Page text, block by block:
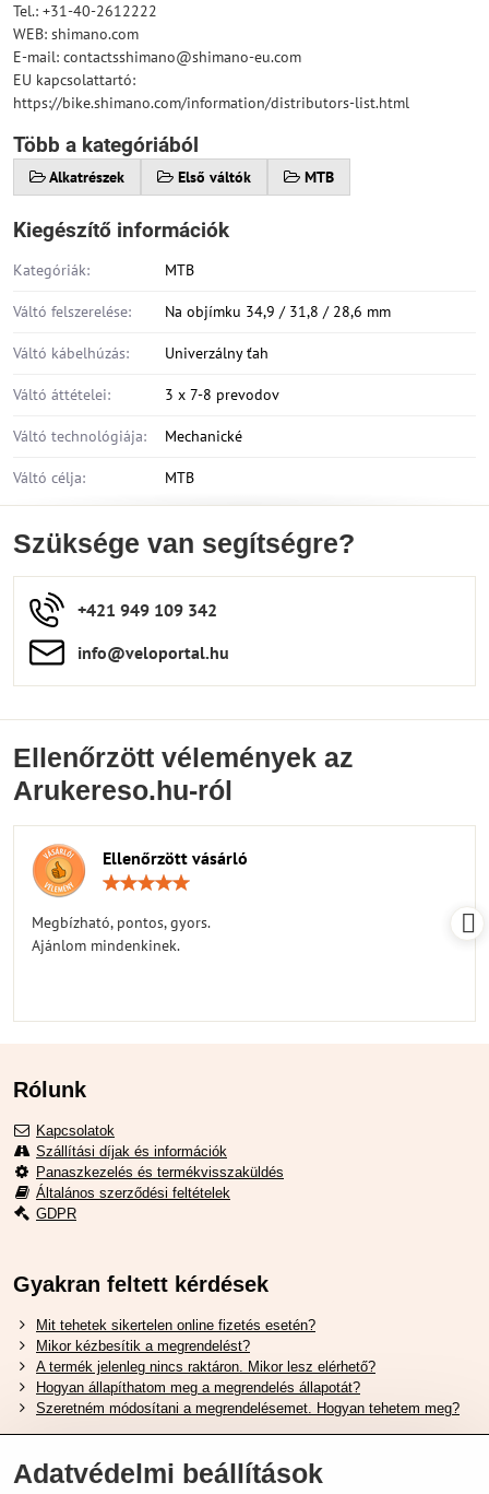
Tel.: +31-40-2612222
WEB: shimano.com
E-mail: contactsshimano@shimano-eu.com
EU kapcsolattartó:
https://bike.shimano.com/information/distributors-list.html
Több a kategóriából
Alkatrészek Első váltók MTB
Kiegészítő információk
Kategóriák: MTB
Váltó felszerelése: Na objímku 34,9 / 31,8 / 28,6 mm
Váltó kábelhúzás: Univerzálny ťah
Váltó áttételei: 3 x 7-8 prevodov
Váltó technológiája: Mechanické
Váltó célja: MTB
Szüksége van segítségre?
+421 949 109 342
info​​@veloportal​.hu
Ellenőrzött vélemények az
Arukereso.hu-ról
Ellenőrzött vásárló
Megbízható, pontos, gyors.
Ajánlom mindenkinek.
Rólunk
Kapcsolatok
Szállítási díjak és információk
Panaszkezelés és termékvisszaküldés
Általános szerződési feltételek
GDPR
Gyakran feltett kérdések
Mit tehetek sikertelen online fizetés esetén?
Mikor kézbesítik a megrendelést?
A termék jelenleg nincs raktáron. Mikor lesz elérhető?
Hogyan állapíthatom meg a megrendelés állapotát?
Szeretném módosítani a megrendelésemet. Hogyan tehetem meg?
Hasznos Linkek
Adatvédelmi beállítások